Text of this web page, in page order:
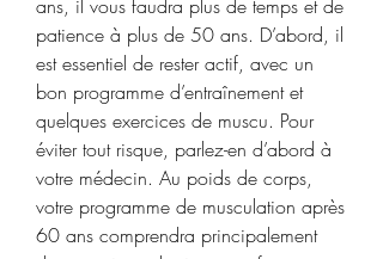
ans, il vous faudra plus de temps et de
patience à plus de 50 ans. D’abord, il
est essentiel de rester actif, avec un
bon programme d’entraînement et
quelques exercices de muscu. Pour
éviter tout risque, parlez-en d’abord à
votre médecin. Au poids de corps,
votre programme de musculation après
60 ans comprendra principalement